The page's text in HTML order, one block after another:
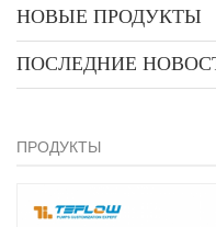
НОВЫЕ ПРОДУКТЫ
ПОСЛЕДНИЕ
ПРОДУКТЫ